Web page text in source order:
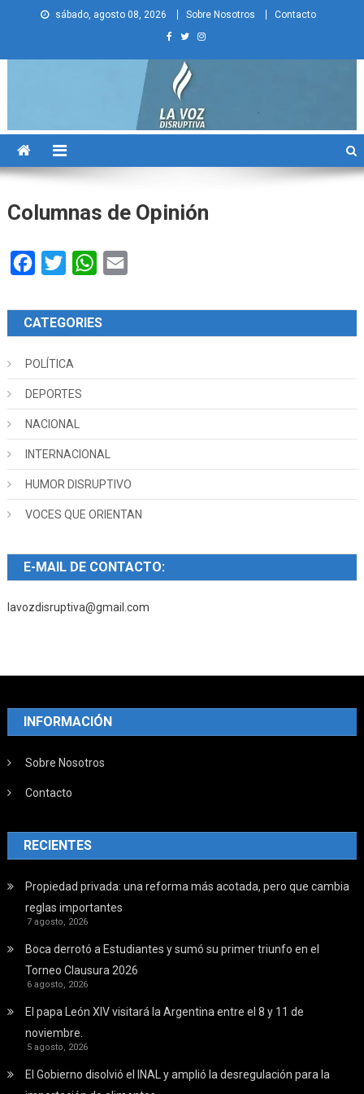
sábado, agosto 08, 2026 Sobre Nosotros Contacto
La Voz Disruptiva
Columnas de Opinión
Facebook
Twitter WhatsApp
CATEGORIES
POLÍTICA
DEPORTES
NACIONAL
INTERNACIONAL
HUMOR DISRUPTIVO
VOCES QUE ORIENTAN
E-MAIL DE CONTACTO:
lavozdisruptiva@gmail.com
INFORMACIÓN
Sobre Nosotros
Contacto
RECIENTES
Propiedad privada: una reforma más acotada, pero que cambia
reglas importantes
7 agosto, 2026
Boca derrotó a Estudiantes y sumó su primer triunfo en el
Torneo Clausura 2026
6 agosto, 2026
El papa León XIV visitará la Argentina entre el 8 y 11 de
noviembre.
5 agosto, 2026
El Gobierno disolvió el INAL y amplió la desregulación para la